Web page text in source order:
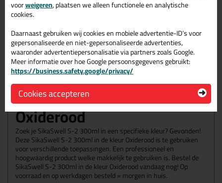
Met5 sterrenbeoordeeld
Zeer economisch
Eenvoudigaan te brengen
Permanent waterbestendig
Omschrijving Specificaties
SikaSwell S-2 300ml in
Oxiderood
Zoek je SikaSwell S-2 300ml in een specifieke kleur? Gevonden!
Deze SikaSwell S-2 300ml in de kleur Oxiderood is te gebruiken
voor verschillende toepassingen. Een professioneel en
hoogwaardig product welke makkelijk te gebruiken is. Bestel de
SikaSwell S-2 300ml in de kleur Oxiderood vandaag nog! Op
voorraad en op werkdagen besteld = morgen in huis.
voorweigeren, plaatsen we alleen functionele en analytische
cookies.
Daarnaast gebruiken wij cookies en mobiele advertentie-ID’s voor
gepersonaliseerde en niet-gepersonaliseerde advertenties,
waaronder advertentiepersonalisatie via partners zoals Google.
Meer informatie over hoe Google persoonsgegevens gebruikt:
https://business.safety.google/privacy/
Cookies accepteren